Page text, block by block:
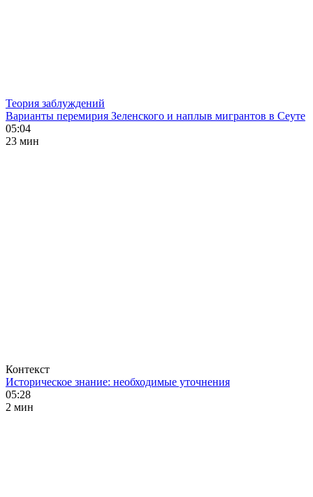
Теория заблуждений
Варианты перемирия Зеленского и наплыв мигрантов в Сеуте
05:04
23 мин
Контекст
Историческое знание: необходимые уточнения
05:28
2 мин